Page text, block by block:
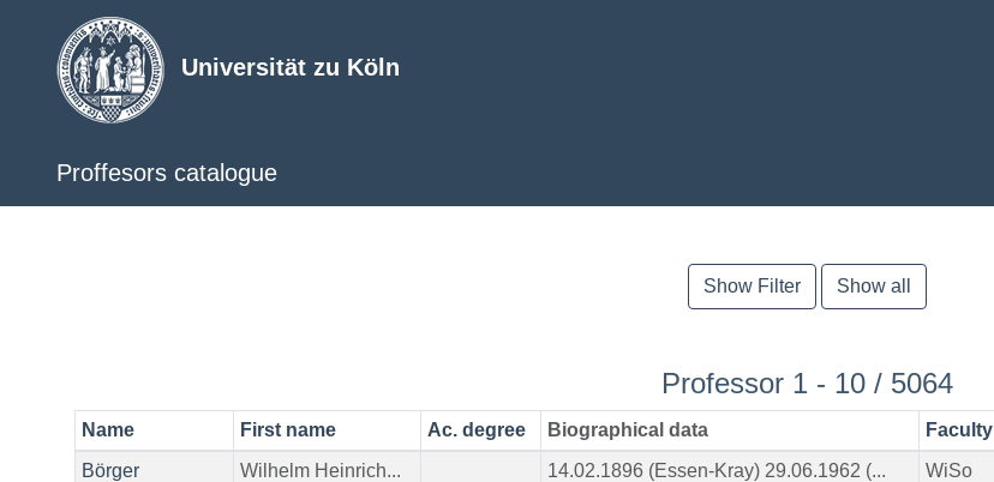
Universität zu Köln
Proffesors catalogue
Show Filter Show all
Professor 1 - 10 / 5064
Name First name Ac. degree Biographical data Faculty
Börger
Wilhelm Heinrich... 14.02.1896 (Essen-Kray) 29.06.1962 (... WiSo